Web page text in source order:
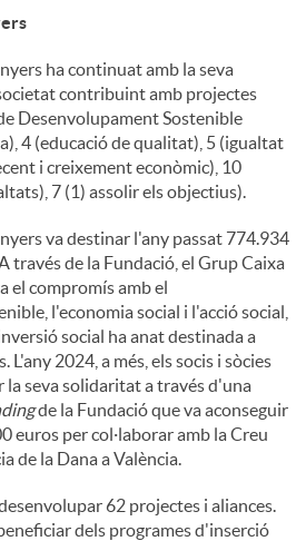
ha continuat amb la seva
contribuint amb projectes
Desenvolupament Sostenible
4 (educació de qualitat), 5 (igualtat
i creixement econòmic), 10
7 (1) assolir els objectius).
va destinar l'any passat 774.934
través de la Fundació, el Grup Caixa
el compromís amb el
l'economia social i l'acció social,
social ha anat destinada a
2024, a més, els socis i sòcies
seva solidaritat a través d'una
de la Fundació que va aconseguir
euros per col·laborar amb la Creu
de la Dana a València.
62 projectes i aliances.
dels programes d'inserció